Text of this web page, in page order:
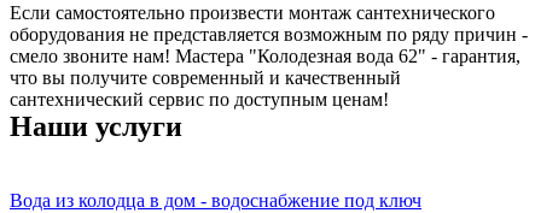
Если самостоятельно произвести монтаж сантехнического
оборудования не представляется возможным по ряду причин -
смело звоните нам! Мастера "Колодезная вода 62" - гарантия,
что вы получите современный и качественный
сантехнический сервис по доступным ценам!
Наши услуги
Вода из колодца в дом - водоснабжение под ключ